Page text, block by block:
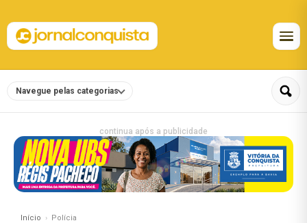
Navegue pelas categorias
continua após a publicidade
Início Polícia